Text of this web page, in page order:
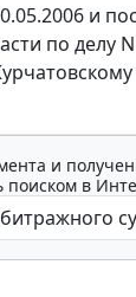
и
по делу
и
поиском в